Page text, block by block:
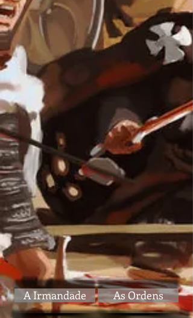
A Irmandade As Ordens